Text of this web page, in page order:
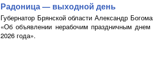
Радоница — выходной день
Губернатор Брянской области Александр
«Об объявлении нерабочим праздничным
2026 года».